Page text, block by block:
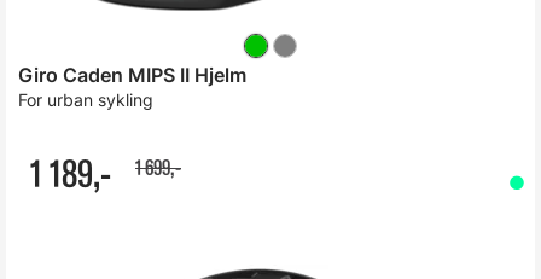
Giro Caden MIPS II Hjelm
For urban sykling
1 189,- 1 699,-